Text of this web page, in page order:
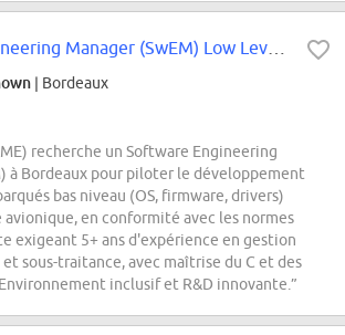
| Bordeaux
recherche un Software Engineering
à Bordeaux pour piloter le développement
bas niveau (OS, firmware, drivers)
avionique, en conformité avec les normes
exigeant 5+ ans d'expérience en gestion
sous-traitance, avec maîtrise du C et des
inclusif et R&D innovante.”